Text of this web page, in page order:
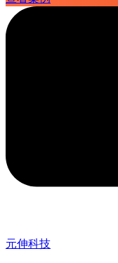
元伸科技